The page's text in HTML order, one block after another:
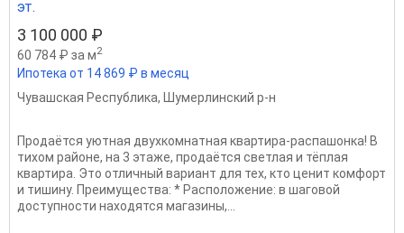
эт.
3 100 000 ₽
60 784 ₽ за м2
Ипотека от 14 869 ₽ в месяц
Чувашская Республика, Шумерлинский р-н
Продаётся уютная двухкомнатная квартира-распашонка! В
тихом районе, на 3 этаже, продаётся светлая и тёплая
квартира. Это отличный вариант для тех, кто ценит комфорт
и тишину. Преимущества: * Расположение: в шаговой
доступности находятся магазины,...